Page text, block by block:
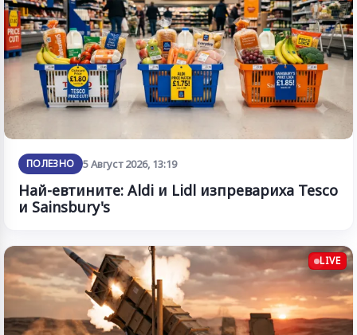
ПОЛЕЗНО 5 Август 2026, 13:19
Най-евтините: Aldi и Lidl изпревариха Tesco
и Sainsbury's
LIVE